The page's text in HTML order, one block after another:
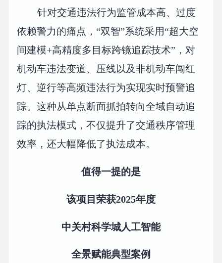
针对交通违法行为监管成本高、过度
依赖警力的痛点，“双智”系统采用“超大空
间建模+高精度多目标跨镜追踪技术”，对
机动车违法变道、压线以及非机动车闯红
灯、逆行等高频违法行为实现实时预警追
踪。这种从单点断面抓拍转向全域自动追
踪的执法模式，不仅提升了交通秩序管理
效率，还大幅降低了执法成本。
值得一提的是
该项目荣获2025年度
中关村科学城人工智能
全景赋能典型案例